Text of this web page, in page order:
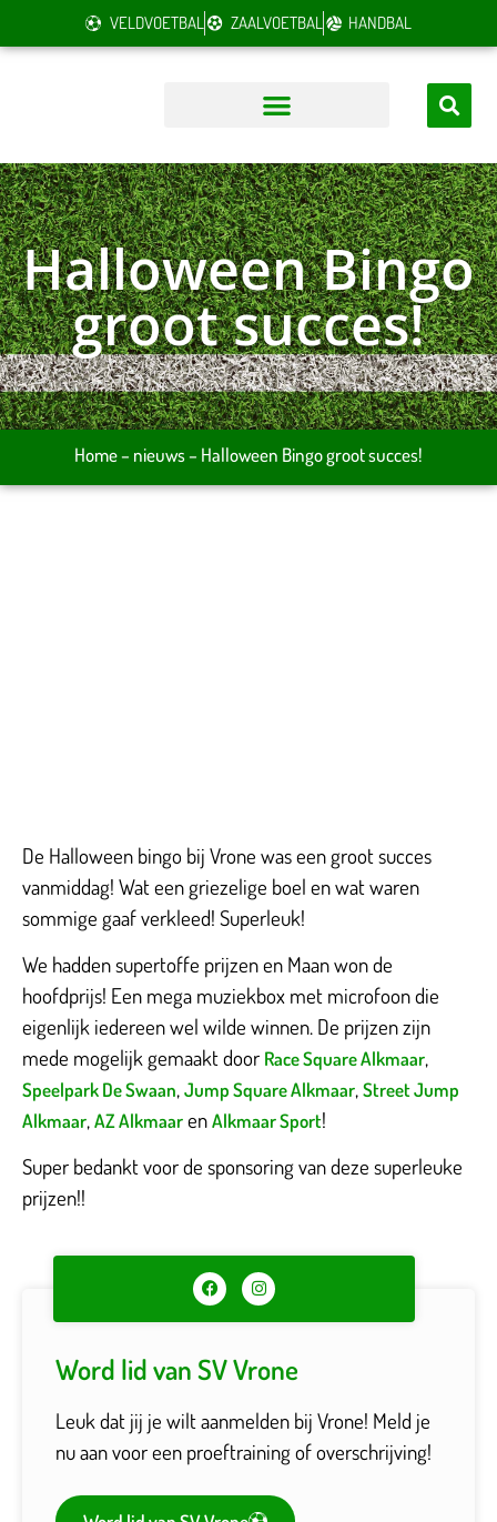
VELDVOETBAL ZAALVOETBAL HANDBAL
Halloween Bingo
groot succes!
Home– nieuws– Halloween Bingo groot succes!
De Halloween bingo bij Vrone was een groot succes
vanmiddag! Wat een griezelige boel en wat waren
sommige gaaf verkleed! Superleuk!
We hadden supertoffe prijzen en Maan won de
hoofdprijs! Een mega muziekbox met microfoon die
eigenlijk iedereen wel wilde winnen. De prijzen zijn
mede mogelijk gemaakt door Race Square Alkmaar,
Speelpark De Swaan,Jump Square Alkmaar,Street Jump
Alkmaar,AZ AlkmaarenAlkmaar Sport!
Super bedankt voor de sponsoring van deze superleuke
prijzen!!
Word lid van SV Vrone
Leuk dat jij je wilt aanmelden bij Vrone! Meld je
nu aan voor een proeftraining of overschrijving!